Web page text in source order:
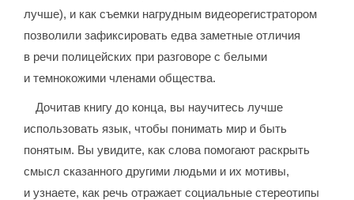
лучше), и как съемки нагрудным видеорегистратором
позволили зафиксировать едва заметные отличия
в речи полицейских при разговоре с белыми
и темнокожими членами общества.
Дочитав книгу до конца, вы научитесь лучше
использовать язык, чтобы понимать мир и быть
понятым. Вы увидите, как слова помогают раскрыть
смысл сказанного другими людьми и их мотивы,
и узнаете, как речь отражает социальные стереотипы